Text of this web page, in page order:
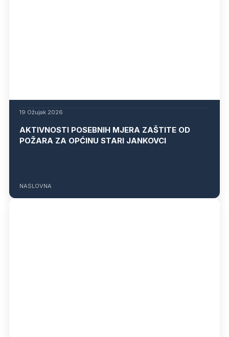
19 Ožujak 2026
AKTIVNOSTI POSEBNIH MJERA ZAŠTITE OD
POŽARA ZA OPĆINU STARI JANKOVCI
NASLOVNA